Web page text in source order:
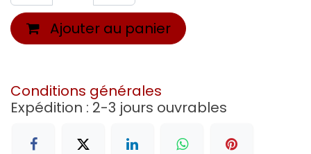
Ajouter au panier
Conditions générales
Expédition : 2-3 jours ouvrables